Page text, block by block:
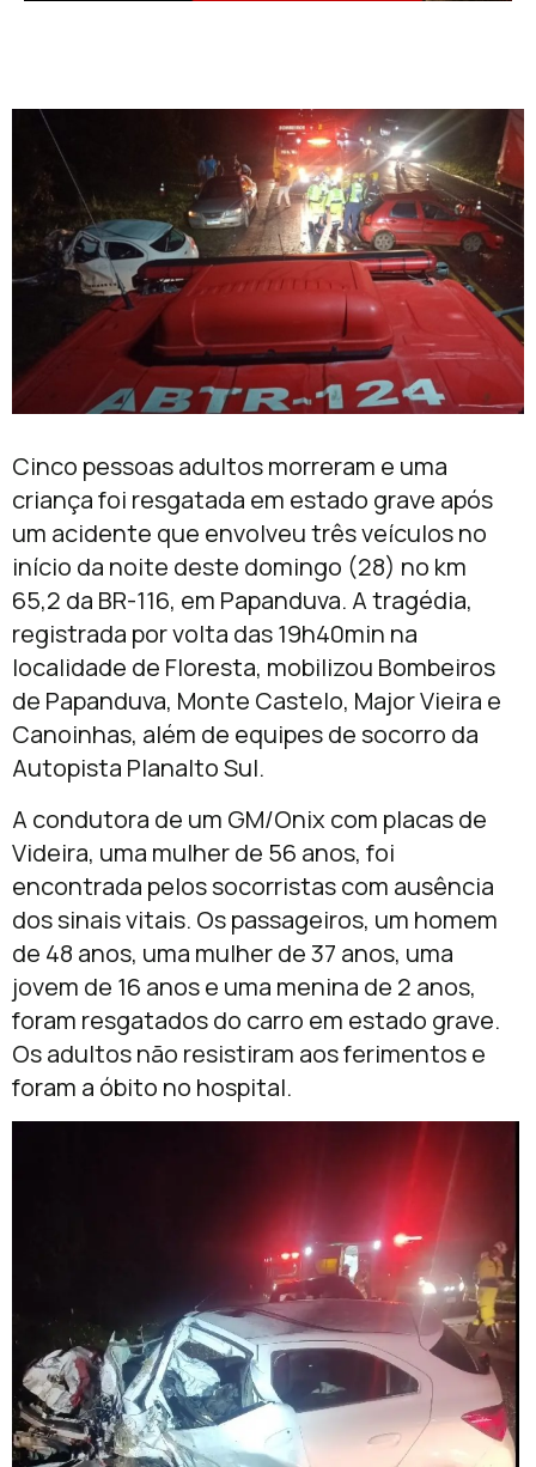
Cinco pessoas adultos morreram e uma
criança foi resgatada em estado grave após
um acidente que envolveu três veículos no
início da noite deste domingo (28) no km
65,2 da BR-116, em Papanduva. A tragédia,
registrada por volta das 19h40min na
localidade de Floresta, mobilizou Bombeiros
de Papanduva, Monte Castelo, Major Vieira e
Canoinhas, além de equipes de socorro da
Autopista Planalto Sul.
A condutora de um GM/Onix com placas de
Videira, uma mulher de 56 anos, foi
encontrada pelos socorristas com ausência
dos sinais vitais. Os passageiros, um homem
de 48 anos, uma mulher de 37 anos, uma
jovem de 16 anos e uma menina de 2 anos,
foram resgatados do carro em estado grave.
Os adultos não resistiram aos ferimentos e
foram a óbito no hospital.